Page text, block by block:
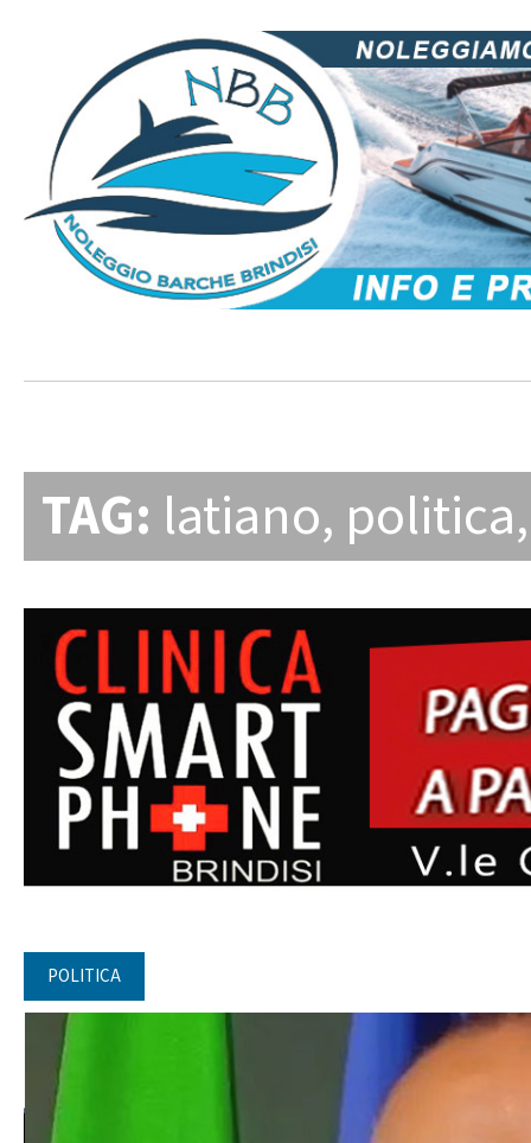
TAG: latiano, politica
POLITICA